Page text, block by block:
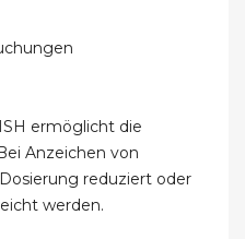
ermöglicht die
Anzeichen von
reduziert oder
werden.